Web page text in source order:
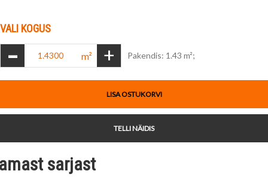
VALI KOGUS
- m² + Pakendis: 1.43 m²;
LISA OSTUKORVI
TELLI NÄIDIS
sarjast